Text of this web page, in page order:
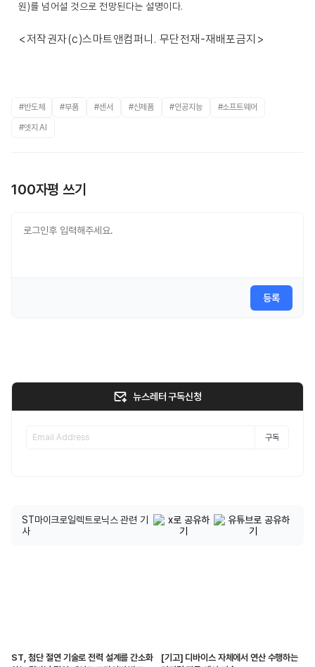
원)를 넘어설 것으로 전망된다는 설명이다.
<저작권자(c)스마트앤컴퍼니. 무단전재-재배포금지>
#반도체 #부품 #센서 #신제품 #인공지능 #소프트웨어
#엣지 AI
100자평 쓰기
등록
뉴스레터 구독신청
구독
ST마이크로일렉트로닉스 관련 기
사
ST, 첨단 절연 기술로 전력 설계를 간소화
[기고] 디바이스 자체에서 연산 수행하는